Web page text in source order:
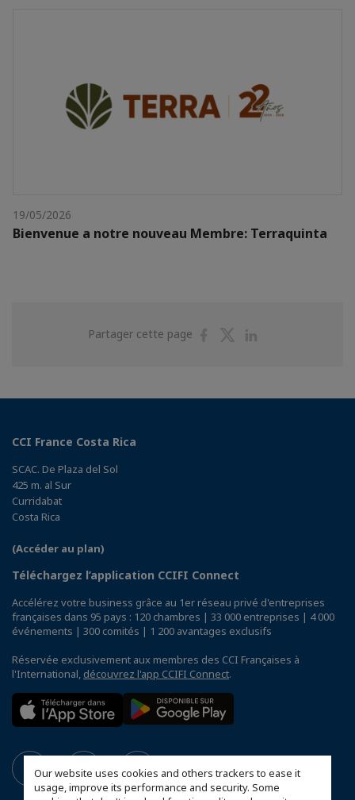
Our website uses cookies and others trackers to ease it
usage, improve its performance and security. Some
19/05/2026
Bienvenue a notre nouveau Membre: Terraquinta
Partager cette page
PartagerPartager
CCI France Costa Rica
SCAC. De Plaza del Sol
425 m. al Sur
Curridabat
Costa Rica
(Accéder au plan)
Téléchargez l’application CCIFI Connect
Accélérez votre business grâce au 1er réseau privé d'entreprises
françaises dans 95 pays : 120 chambres | 33 000 entreprises | 4 000
événements | 300 comités | 1 200 avantages exclusifs
Réservée exclusivement aux membres des CCI Françaises à
l'International, découvrez l'app CCIFI Connect.